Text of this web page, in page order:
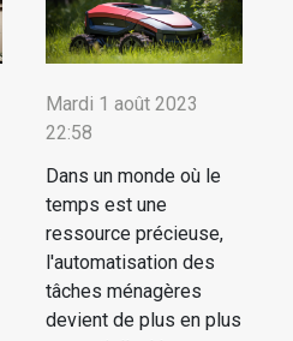
Mardi 1 août 2023
22:58
Dans un monde où le
temps est une
ressource précieuse,
l'automatisation des
tâches ménagères
devient de plus en plus